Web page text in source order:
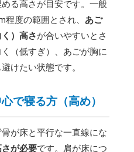
る高さが目安です。一般
程度の範囲とされ、あご
）高さが合いやすいとさ
（低すぎ）、あごが胸に
けたい状態です。
で寝る方（高め）
が床と平行な一直線にな
が必要です。肩が床につ